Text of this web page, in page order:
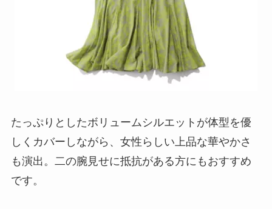
たっぷりとしたボリュームシルエットが体型を優
しくカバーしながら、女性らしい上品な華やかさ
も演出。二の腕見せに抵抗がある方にもおすすめ
です。